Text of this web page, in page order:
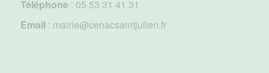
Téléphone : 05 53 31 41 31
Email : mairie@cenacsaintjulien.fr